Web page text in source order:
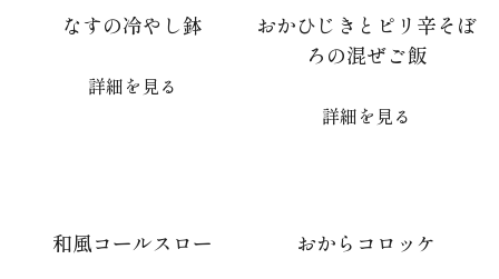
なすの冷やし鉢
詳細を見る
おかひじきとピリ辛そぼ
ろの混ぜご飯
詳細を見る
和風コールスロー おからコロッケ